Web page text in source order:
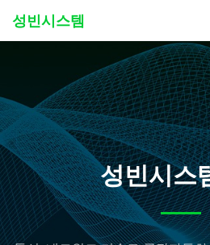
성빈시스템
성빈시스